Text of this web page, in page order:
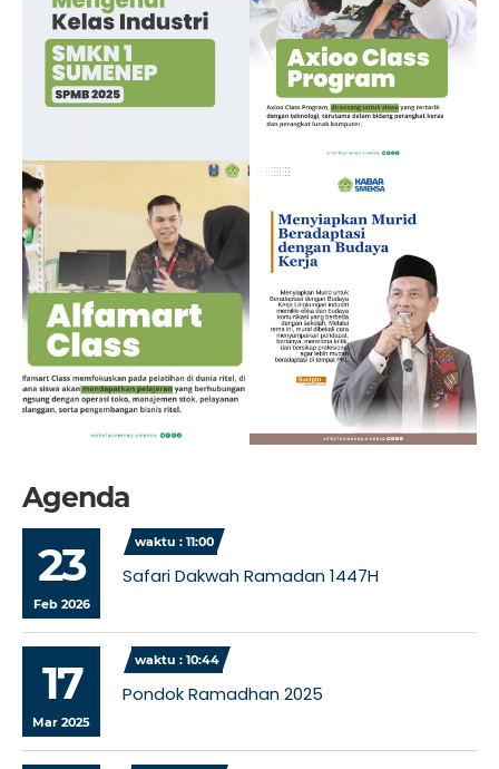
Agenda
23
Feb 2026
waktu : 11:00
Safari Dakwah Ramadan 1447H
17
Mar 2025
waktu : 10:44
Pondok Ramadhan 2025